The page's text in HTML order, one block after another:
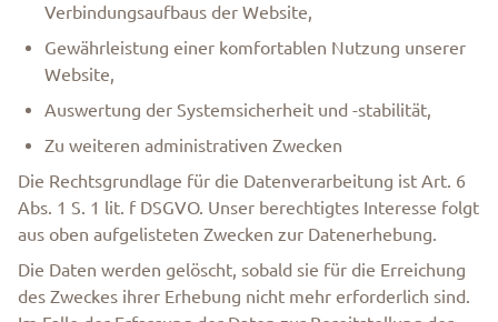
Verbindungsaufbaus der Website,
Gewährleistung einer komfortablen Nutzung unserer
Website,
Auswertung der Systemsicherheit und -stabilität,
Zu weiteren administrativen Zwecken
Die Rechtsgrundlage für die Datenverarbeitung ist Art. 6
Abs. 1 S. 1 lit. f DSGVO. Unser berechtigtes Interesse folgt
aus oben aufgelisteten Zwecken zur Datenerhebung.
Die Daten werden gelöscht, sobald sie für die Erreichung
des Zweckes ihrer Erhebung nicht mehr erforderlich sind.